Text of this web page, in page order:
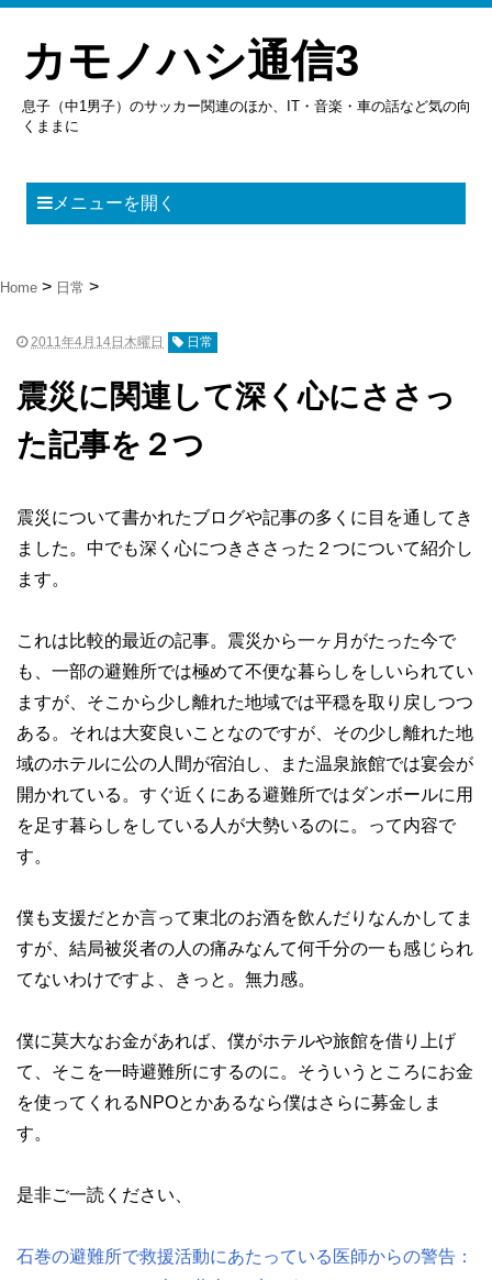
カモノハシ通信3
息子（中1男子）のサッカー関連のほか、IT・音楽・車の話など気の向
くままに
メニューを開く
Home 日常
2011年4月14日木曜日 日常
震災に関連して深く心にささっ
た記事を２つ
震災について書かれたブログや記事の多くに目を通してき
ました。中でも深く心につきささった２つについて紹介し
ます。
これは比較的最近の記事。震災から一ヶ月がたった今で
も、一部の避難所では極めて不便な暮らしをしいられてい
ますが、そこから少し離れた地域では平穏を取り戻しつつ
ある。それは大変良いことなのですが、その少し離れた地
域のホテルに公の人間が宿泊し、また温泉旅館では宴会が
開かれている。すぐ近くにある避難所ではダンボールに用
を足す暮らしをしている人が大勢いるのに。って内容で
す。
僕も支援だとか言って東北のお酒を飲んだりなんかしてま
すが、結局被災者の人の痛みなんて何千分の一も感じられ
てないわけですよ、きっと。無力感。
僕に莫大なお金があれば、僕がホテルや旅館を借り上げ
て、そこを一時避難所にするのに。そういうところにお金
を使ってくれるNPOとかあるなら僕はさらに募金しま
す。
是非ご一読ください、
石巻の避難所で救援活動にあたっている医師からの警告：